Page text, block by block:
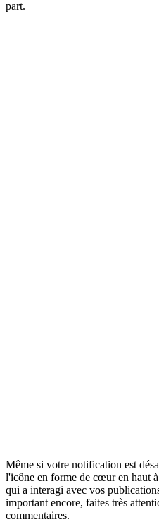
part.
Même si votre notification est
l'icône en forme de cœur en haut
qui a interagi avec vos
important encore, faites très
commentaires.